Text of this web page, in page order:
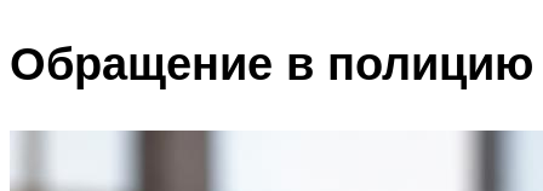
Обращение в полицию